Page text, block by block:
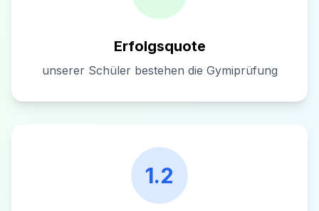
Erfolgsquote
unserer Schüler bestehen die Gymiprüfung
1.2